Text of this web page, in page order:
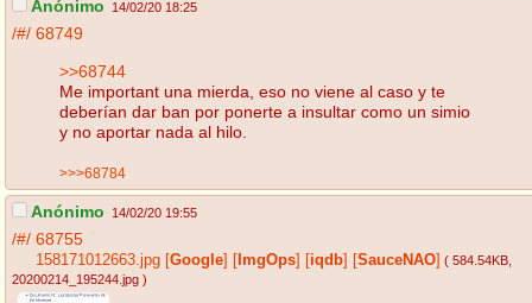
Anónimo 14/02/20 18:25
/#/ 68749
>>68744
Me important una mierda, eso no viene al caso y te
deberían dar ban por ponerte a insultar como un simio
y no aportar nada al hilo.
>>>68784
Anónimo 14/02/20 19:55
/#/ 68755
158171012663.jpg Google ImgOps iqdb SauceNAO ( 584.54KB
20200214_195244.jpg )